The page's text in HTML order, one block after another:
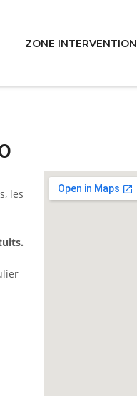
ZONE INTERVENTION
les